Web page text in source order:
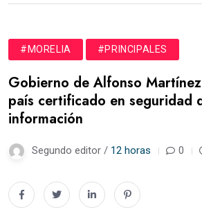
#MORELIA #PRINCIPALES
Gobierno de Alfonso
país certificado en seguridad
información
Segundo editor / 12 horas 0